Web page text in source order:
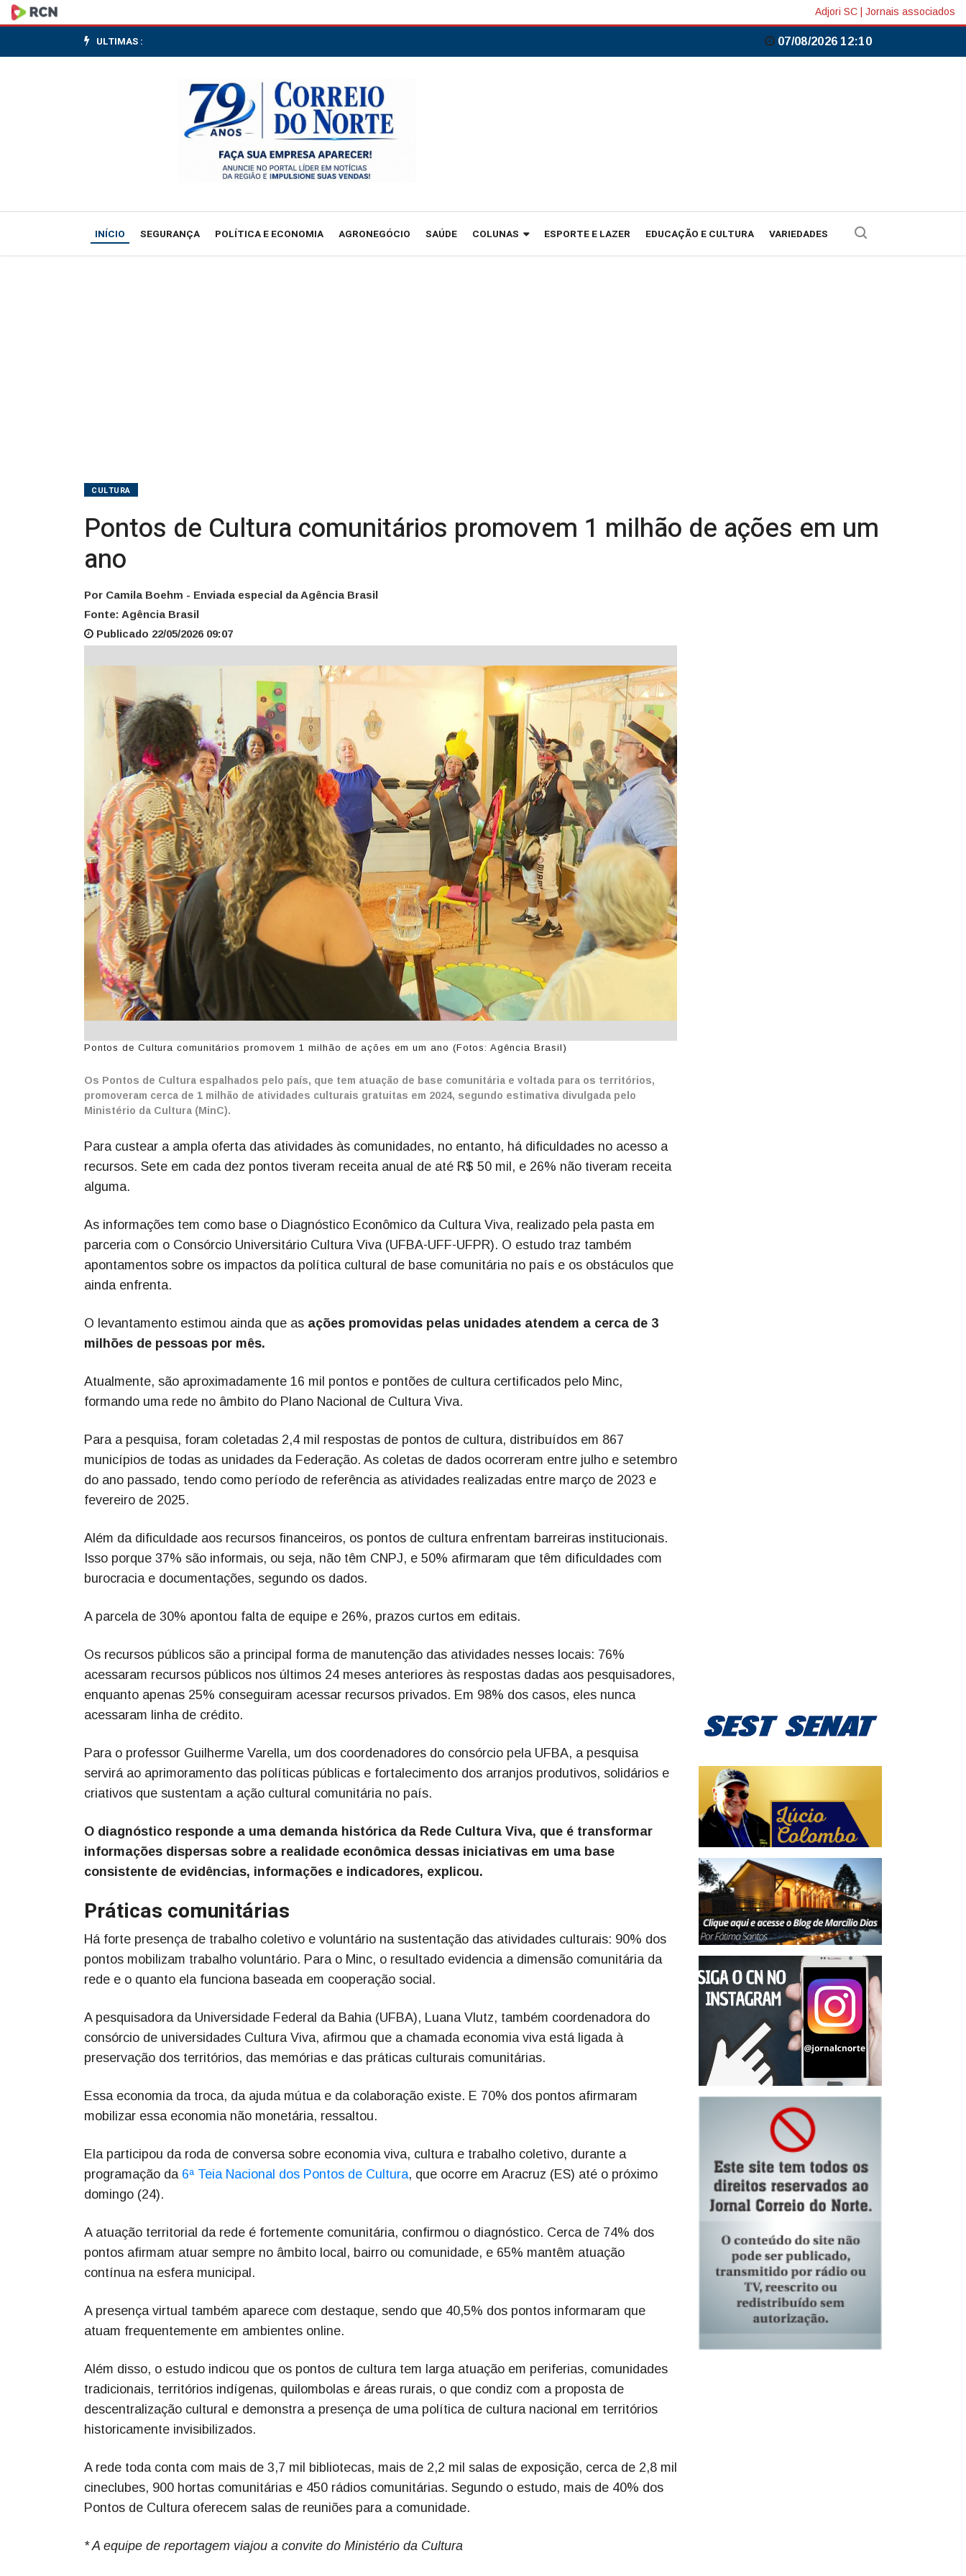
Pontos
de
milhão
Adjori SC Jornais associados
ULTIMAS : 07/08/2026 12:10
INÍCIO SEGURANÇA POLÍTICA E ECONOMIA AGRONEGÓCIO SAÚDE COLUNAS ESPORTE E LAZER EDUCAÇÃO E CULTURA VARIEDADES
CULTURA
Pontos de Cultura comunitários promovem 1 milhão de ações em um
ano
Por Camila Boehm - Enviada especial da Agência Brasil
Fonte: Agência Brasil
Publicado 22/05/2026 09:07
Pontos de Cultura comunitários promovem 1 milhão de ações em um ano (Fotos: Agência Brasil)
Os Pontos de Cultura espalhados pelo país, que tem atuação de base comunitária e voltada para os territórios,
promoveram cerca de 1 milhão de atividades culturais gratuitas em 2024, segundo estimativa divulgada pelo
Ministério da Cultura (MinC).
Para custear a ampla oferta das atividades às comunidades, no entanto, há dificuldades no acesso a
recursos. Sete em cada dez pontos tiveram receita anual de até R$ 50 mil, e 26% não tiveram receita
alguma.
As informações tem como base o Diagnóstico Econômico da Cultura Viva, realizado pela pasta em
parceria com o Consórcio Universitário Cultura Viva (UFBA-UFF-UFPR). O estudo traz também
apontamentos sobre os impactos da política cultural de base comunitária no país e os obstáculos que
ainda enfrenta.
O levantamento estimou ainda que as ações promovidas pelas unidades atendem a cerca de 3
milhões de pessoas por mês.
Atualmente, são aproximadamente 16 mil pontos e pontões de cultura certificados pelo Minc,
formando uma rede no âmbito do Plano Nacional de Cultura Viva.
Para a pesquisa, foram coletadas 2,4 mil respostas de pontos de cultura, distribuídos em 867
municípios de todas as unidades da Federação. As coletas de dados ocorreram entre julho e setembro
do ano passado, tendo como período de referência as atividades realizadas entre março de 2023 e
fevereiro de 2025.
Além da dificuldade aos recursos financeiros, os pontos de cultura enfrentam barreiras institucionais.
Isso porque 37% são informais, ou seja, não têm CNPJ, e 50% afirmaram que têm dificuldades com
burocracia e documentações, segundo os dados.
A parcela de 30% apontou falta de equipe e 26%, prazos curtos em editais.
Os recursos públicos são a principal forma de manutenção das atividades nesses locais: 76%
acessaram recursos públicos nos últimos 24 meses anteriores às respostas dadas aos pesquisadores,
enquanto apenas 25% conseguiram acessar recursos privados. Em 98% dos casos, eles nunca
acessaram linha de crédito.
Para o professor Guilherme Varella, um dos coordenadores do consórcio pela UFBA, a pesquisa
servirá ao aprimoramento das políticas públicas e fortalecimento dos arranjos produtivos, solidários e
criativos que sustentam a ação cultural comunitária no país.
O diagnóstico responde a uma demanda histórica da Rede Cultura Viva, que é transformar
informações dispersas sobre a realidade econômica dessas iniciativas em uma base
consistente de evidências, informações e indicadores, explicou.
Práticas comunitárias
Há forte presença de trabalho coletivo e voluntário na sustentação das atividades culturais: 90% dos
pontos mobilizam trabalho voluntário. Para o Minc, o resultado evidencia a dimensão comunitária da
rede e o quanto ela funciona baseada em cooperação social.
A pesquisadora da Universidade Federal da Bahia (UFBA), Luana Vlutz, também coordenadora do
consórcio de universidades Cultura Viva, afirmou que a chamada economia viva está ligada à
preservação dos territórios, das memórias e das práticas culturais comunitárias.
Essa economia da troca, da ajuda mútua e da colaboração existe. E 70% dos pontos afirmaram
mobilizar essa economia não monetária, ressaltou.
Ela participou da roda de conversa sobre economia viva, cultura e trabalho coletivo, durante a
programação da 6ª Teia Nacional dos Pontos de Cultura, que ocorre em Aracruz (ES) até o próximo
domingo (24).
A atuação territorial da rede é fortemente comunitária, confirmou o diagnóstico. Cerca de 74% dos
pontos afirmam atuar sempre no âmbito local, bairro ou comunidade, e 65% mantêm atuação
contínua na esfera municipal.
A presença virtual também aparece com destaque, sendo que 40,5% dos pontos informaram que
atuam frequentemente em ambientes online.
Além disso, o estudo indicou que os pontos de cultura tem larga atuação em periferias, comunidades
tradicionais, territórios indígenas, quilombolas e áreas rurais, o que condiz com a proposta de
descentralização cultural e demonstra a presença de uma política de cultura nacional em territórios
historicamente invisibilizados.
A rede toda conta com mais de 3,7 mil bibliotecas, mais de 2,2 mil salas de exposição, cerca de 2,8 mil
cineclubes, 900 hortas comunitárias e 450 rádios comunitárias. Segundo o estudo, mais de 40% dos
Pontos de Cultura oferecem salas de reuniões para a comunidade.
* A equipe de reportagem viajou a convite do Ministério da Cultura